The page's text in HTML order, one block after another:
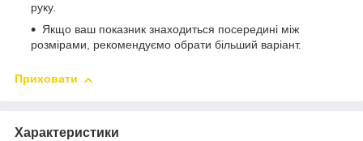
руку.
Якщо ваш показник знаходиться посередині між
розмірами, рекомендуємо обрати більший варіант.
Приховати
Характеристики